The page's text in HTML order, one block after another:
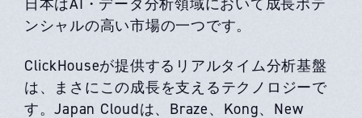
ンシャルの高い市場の一つです。
ClickHouseが提供するリアルタイム分析基盤
は、まさにこの成長を支えるテクノロジーで
す。​​Japan Cloudは、Braze、Kong、New